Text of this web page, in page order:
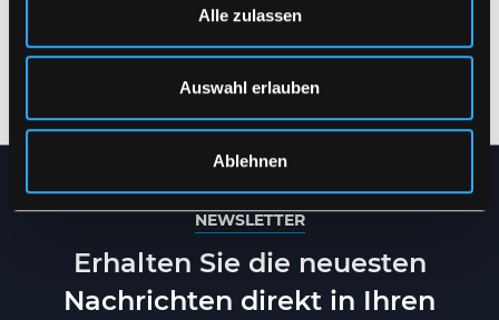
Alle zulassen
Auswahl erlauben
Ablehnen
SCHWERER
MULTINORM HI-VIS
SCHWERER
XS 5XL
NEWSLETTER
Erhalten Sie die neuesten
Nachrichten direkt in Ihren